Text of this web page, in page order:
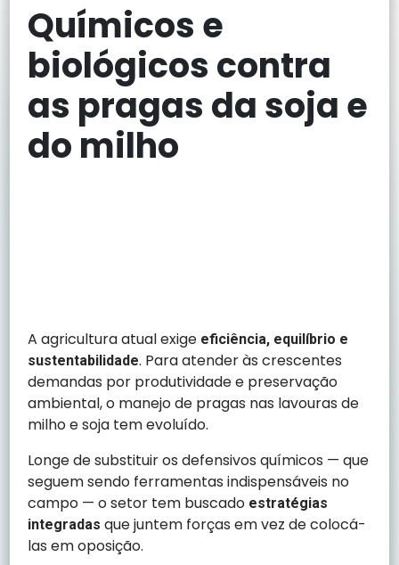
Químicos e
biológicos contra
as pragas da soja e
do milho
A agricultura atual exige eficiência, equilíbrio e
sustentabilidade. Para atender às crescentes
demandas por produtividade e preservação
ambiental, o manejo de pragas nas lavouras de
milho e soja tem evoluído.
Longe de substituir os defensivos químicos — que
seguem sendo ferramentas indispensáveis no
campo — o setor tem buscado estratégias
integradas que juntem forças em vez de colocá-
las em oposição.